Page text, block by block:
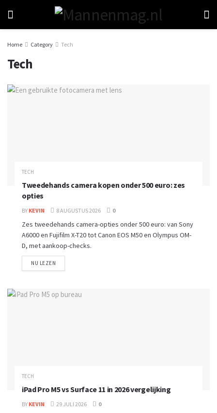
Home Category Tech
Tech
TECH
Tweedehands camera kopen onder 500 euro: zes
opties
BY KEVIN 8 AUGUSTUS 2026 0
Zes tweedehands camera-opties onder 500 euro: van Sony
A6000 en Fujifilm X-T20 tot Canon EOS M50 en Olympus OM-
D, met aankoop-checks.
NU LEZEN
TECH
iPad Pro M5 vs Surface 11 in 2026 vergelijking
BY KEVIN 29 JULI 2026 0